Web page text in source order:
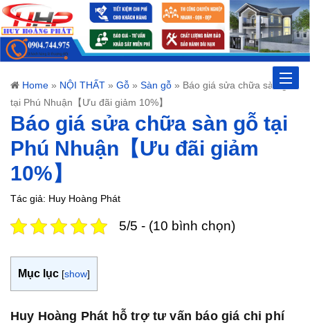
Toggle
Home » NỘI THẤT » Gỗ » Sàn gỗ » Báo giá sửa chữa sàn gỗ
tại Phú Nhuận【Ưu đãi giảm 10%】
Báo giá sửa chữa sàn gỗ tại
Phú Nhuận【Ưu đãi giảm
10%】
Tác giả: Huy Hoàng Phát
5/5 - (10 bình chọn)
Mục lục [show]
Huy Hoàng Phát hỗ trợ tư vấn báo giá chi phí